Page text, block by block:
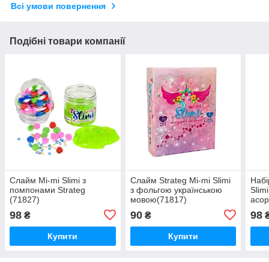
Всі умови повернення
Подібні товари компанії
Слайм Mi-mi Slimi з
помпонами Strateg
(71827)
98 ₴
Купити
Слайм Strateg Mi-mi Slimi
з фольгою українською
мовою(71817)
90₴
Купити
98